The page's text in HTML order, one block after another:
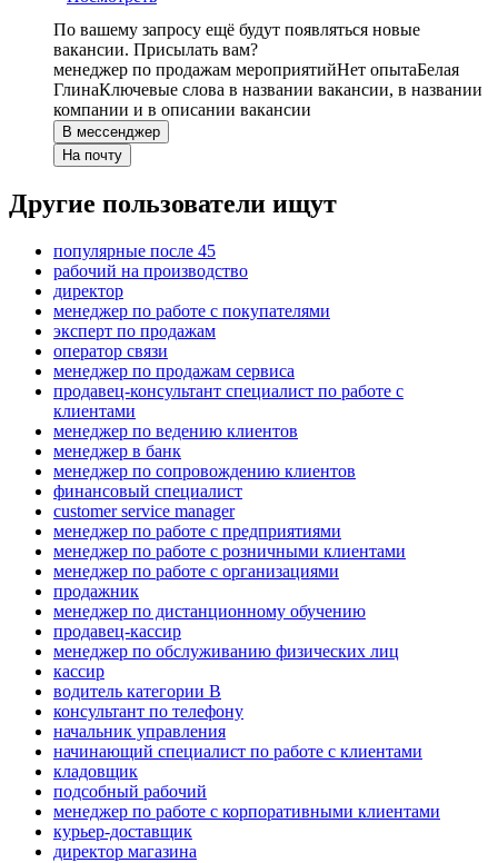
По вашему запросу ещё будут появляться новые
вакансии. Присылать вам?
менеджер по продажам мероприятийНет опытаБелая
ГлинаКлючевые слова в названии вакансии, в названии
компании и в описании вакансии
В мессенджер
На почту
Другие пользователи ищут
популярные после 45
рабочий на производство
директор
менеджер по работе с покупателями
эксперт по продажам
оператор связи
менеджер по продажам сервиса
продавец-консультант специалист по работе с
клиентами
менеджер по ведению клиентов
менеджер в банк
менеджер по сопровождению клиентов
финансовый специалист
customer service manager
менеджер по работе с предприятиями
менеджер по работе с розничными клиентами
менеджер по работе с организациями
продажник
менеджер по дистанционному обучению
продавец-кассир
менеджер по обслуживанию физических лиц
кассир
водитель категории B
консультант по телефону
начальник управления
начинающий специалист по работе с клиентами
кладовщик
подсобный рабочий
менеджер по работе с корпоративными клиентами
курьер-доставщик
директор магазина